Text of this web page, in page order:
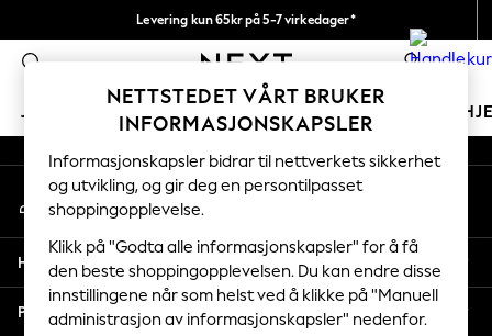
Levering kun 65kr på 5-7 virkedager*
Vi betaler alle tollavgifter 0
JENTER GUTTER BABY KVINNER
GIRLS
New In
50 - 92cm
98 - 110cm
116 - 134cm
140 - 174cm
Trending: Top & Short Sets
An error occurred on client
Våre sosiale nettverk
Min konto
Logg inn på kontoen din
Hjelp
Personvern & Juridisk
NETTSTEDET VÅRT BRUKER
INFORMASJONSKAPSLER
Informasjonskapsler bidrar til nettverkets sikkerhet
og utvikling, og gir deg en persontilpasset
shoppingopplevelse.
Klikk på "Godta alle informasjonskapsler" for å få
den beste shoppingopplevelsen. Du kan endre disse
innstillingene når som helst ved å klikke på "Manuell
administrasjon av informasjonskapsler" nedenfor.